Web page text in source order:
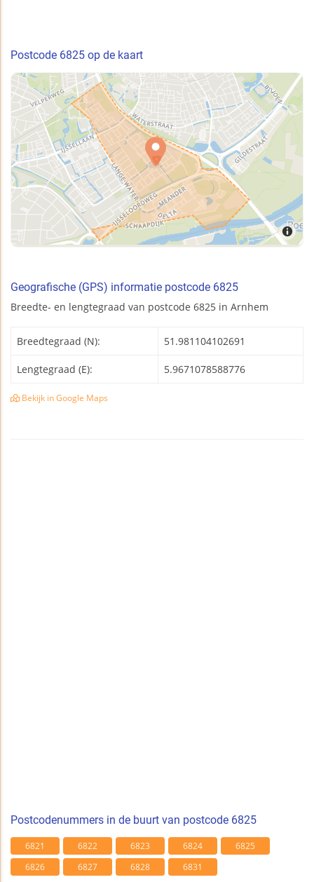
Postcode 6825 op de kaart
Geografische (GPS) informatie postcode 6825
Breedte- en lengtegraad van postcode 6825 in Arnhem
Breedtegraad (N): 51.981104102691
Lengtegraad (E): 5.9671078588776
Bekijk in Google Maps
Postcodenummers in de buurt van postcode 6825
6821 6822 6823 6824
6825
6826
6827 6828 6831